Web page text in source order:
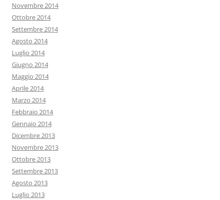
Novembre 2014
Ottobre 2014
Settembre 2014
Agosto 2014
Luglio 2014
Giugno 2014
Maggio 2014
Aprile 2014
Marzo 2014
Febbraio 2014
Gennaio 2014
Dicembre 2013
Novembre 2013
Ottobre 2013
Settembre 2013
Agosto 2013
Luglio 2013